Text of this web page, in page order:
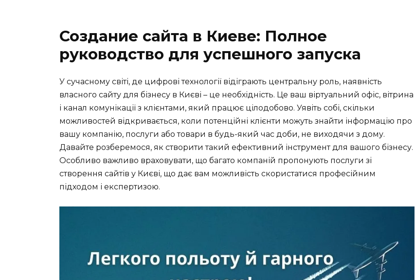
Создание сайта в Киеве: Полное
руководство для успешного запуска
У сучасному світі, де цифрові технології відіграють центральну роль, наявність
власного сайту для бізнесу в Києві – це необхідність. Це ваш віртуальний офіс, вітрина
і канал комунікації з клієнтами, який працює цілодобово. Уявіть собі, скільки
можливостей відкривається, коли потенційні клієнти можуть знайти інформацію про
вашу компанію, послуги або товари в будь-який час доби, не виходячи з дому.
Давайте розберемося, як створити такий ефективний інструмент для вашого бізнесу.
Особливо важливо враховувати, що багато компаній пропонують послуги зі
створення сайтів у Києві, що дає вам можливість скористатися професійним
підходом і експертизою.